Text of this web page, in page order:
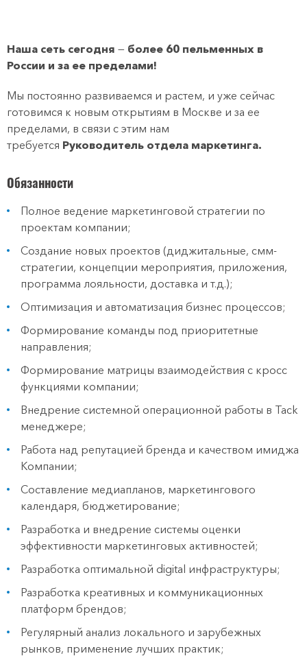
Наша сеть сегодня — более 60 пельменных в
России и за ее пределами!
Мы постоянно развиваемся и растем, и уже сейчас
готовимся к новым открытиям в Москве и за ее
пределами, в связи с этим нам
требуется Руководитель отдела маркетинга.
Обязанности
Полное ведение маркетинговой стратегии по
проектам компании;
Создание новых проектов (диджитальные, смм-
стратегии, концепции мероприятия, приложения,
программа лояльности, доставка и т.д.);
Оптимизация и автоматизация бизнес процессов;
Формирование команды под приоритетные
направления;
Формирование матрицы взаимодействия с кросс
функциями компании;
Внедрение системной операционной работы в Tack
менеджере;
Работа над репутацией бренда и качеством имиджа
Компании;
Составление медиапланов, маркетингового
календаря, бюджетирование;
Разработка и внедрение системы оценки
эффективности маркетинговых активностей;
Разработка оптимальной digital инфраструктуры;
Разработка креативных и коммуникационных
платформ брендов;
Регулярный анализ локального и зарубежных
рынков, применение лучших практик;